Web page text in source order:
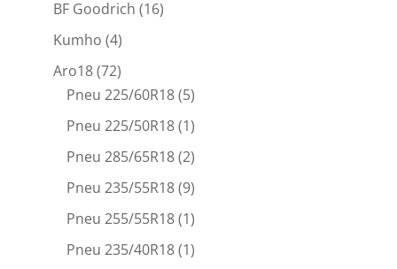
BF Goodrich (16)
Kumho (4)
Aro18(72)
Pneu 225/60R18(5)
Pneu 225/50R18(1)
Pneu 285/65R18(2)
Pneu 235/55R18(9)
Pneu 255/55R18(1)
Pneu 235/40R18(1)